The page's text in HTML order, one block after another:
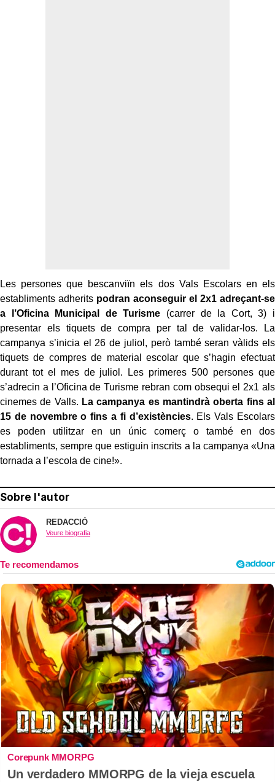
Les persones que bescanviïn els dos Vals Escolars en els
establiments adherits podran aconseguir el 2x1 adreçant-se
a l’Oficina Municipal de Turisme (carrer de la Cort, 3) i
presentar els tiquets de compra per tal de validar-los. La
campanya s’inicia el 26 de juliol, però també seran vàlids els
tiquets de compres de material escolar que s’hagin efectuat
durant tot el mes de juliol. Les primeres 500 persones que
s’adrecin a l’Oficina de Turisme rebran com obsequi el 2x1 als
cinemes de Valls. La campanya es mantindrà oberta fins al
15 de novembre o fins a fi d’existències. Els Vals Escolars
es poden utilitzar en un únic comerç o també en dos
establiments, sempre que estiguin inscrits a la campanya «Una
tornada a l’escola de cine!».
Sobre l'autor
REDACCIÓ
Veure biografia
Corepunk MMORPG
Un verdadero MMORPG de la vieja escuela